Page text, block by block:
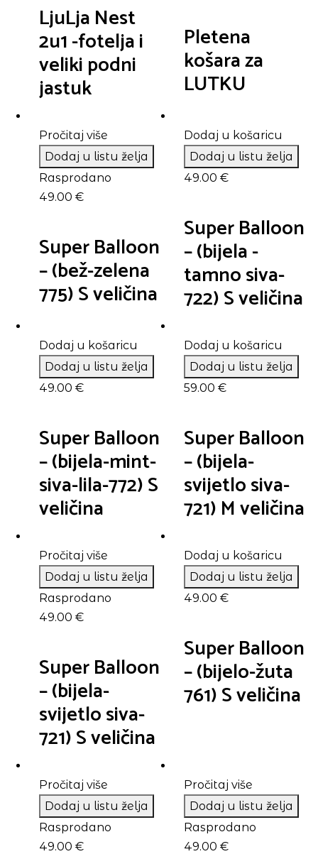
LjuLja Nest
2u1 -fotelja i
veliki podni
jastuk
je:
88.00 €.
Pletena
košara za
LUTKU
Pročitaj više
Dodaj u listu želja
Rasprodano
49.00 €
Super Balloon
– (bež-zelena
775) S veličina
Dodaj u košaricu
Dodaj u listu želja
49.00 €
Super Balloon
– (bijela -
tamno siva-
722) S veličina
Dodaj u košaricu
Dodaj u listu želja
49.00 €
Super Balloon
– (bijela-mint-
siva-lila-772) S
veličina
Dodaj u košaricu
Dodaj u listu želja
59.00 €
Super Balloon
– (bijela-
svijetlo siva-
721) M veličina
Pročitaj više
Dodaj u listu želja
Rasprodano
49.00 €
Super Balloon
– (bijela-
svijetlo siva-
721) S veličina
Dodaj u košaricu
Dodaj u listu želja
49.00 €
Super Balloon
– (bijelo-žuta
761) S veličina
Pročitaj više
Dodaj u listu želja
Rasprodano
49.00 €
Pročitaj više
Dodaj u listu želja
Rasprodano
49.00 €